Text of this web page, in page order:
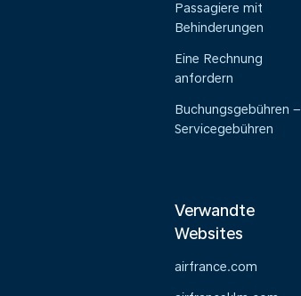
Passagiere mit
Behinderungen
Eine Rechnung
anfordern
Buchungsgebühren –
Servicegebühren
Verwandte
Websites
airfrance.com